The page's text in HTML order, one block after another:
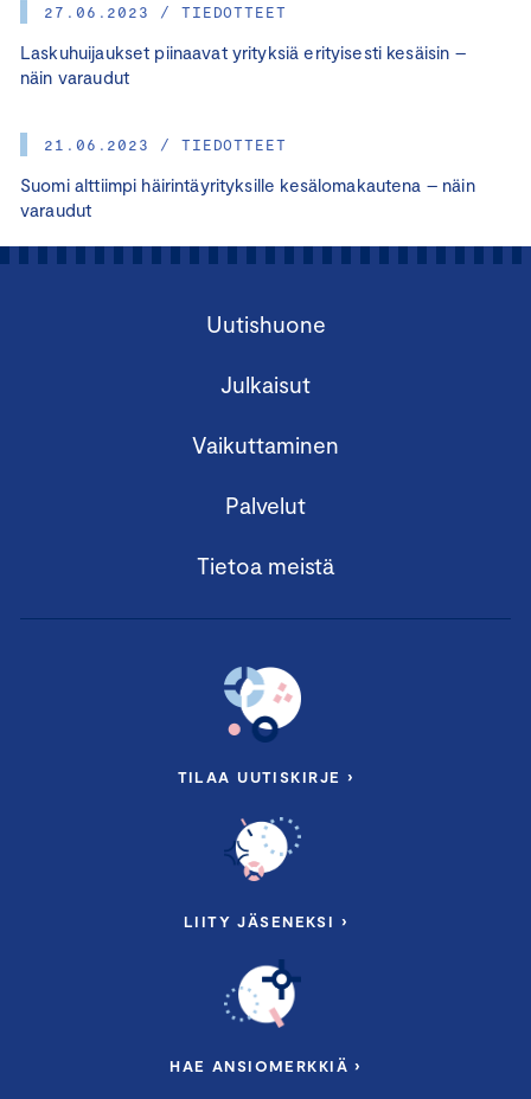
27.06.2023 / TIEDOTTEET
Laskuhuijaukset piinaavat yrityksiä erityisesti kesäisin –
näin varaudut
21.06.2023 / TIEDOTTEET
Suomi alttiimpi häirintäyrityksille kesälomakautena – näin
varaudut
Uutishuone
Julkaisut
Vaikuttaminen
Palvelut
Tietoa meistä
TILAA UUTISKIRJE ›
LIITY JÄSENEKSI ›
HAE ANSIOMERKKIÄ ›